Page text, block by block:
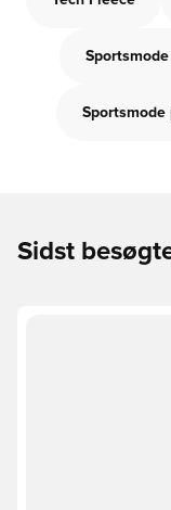
Sportsmode
Sidst